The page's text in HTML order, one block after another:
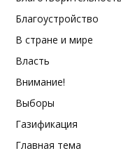
Благоустройство
В стране и мире
Власть
Внимание!
Выборы
Газификация
Главная тема